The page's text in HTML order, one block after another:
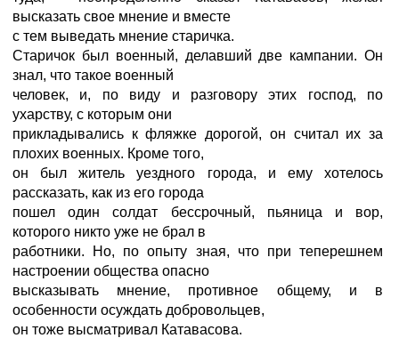
высказать свое мнение и вместе
с тем выведать мнение старичка.
Старичок был военный, делавший две кампании. Он
знал, что такое военный
человек, и, по виду и разговору этих господ, по
ухарству, с которым они
прикладывались к фляжке дорогой, он считал их за
плохих военных. Кроме того,
он был житель уездного города, и ему хотелось
рассказать, как из его города
пошел один солдат бессрочный, пьяница и вор,
которого никто уже не брал в
работники. Но, по опыту зная, что при теперешнем
настроении общества опасно
высказывать мнение, противное общему, и в
особенности осуждать добровольцев,
он тоже высматривал Катавасова.